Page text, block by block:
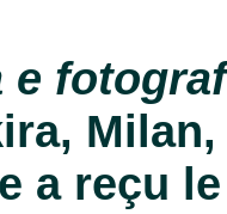
e
a reçu